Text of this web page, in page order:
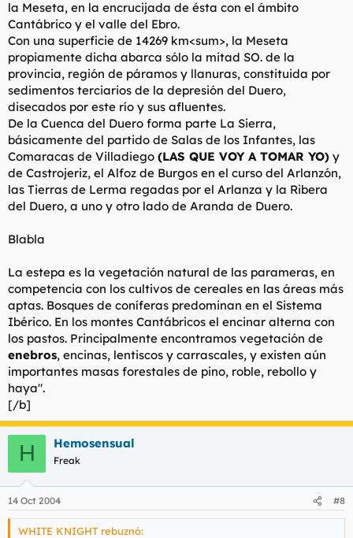
la Meseta, en la encrucijada de ésta con el ámbito
Cantábrico y el valle del Ebro.
Con una superficie de 14269 km<sum>, la Meseta
propiamente dicha abarca sólo la mitad SO. de la
provincia, región de páramos y llanuras, constituida por
sedimentos terciarios de la depresión del Duero,
disecados por este río y sus afluentes.
De la Cuenca del Duero forma parte La Sierra,
básicamente del partido de Salas de los Infantes, las
Comaracas de Villadiego (LAS QUE VOY A TOMAR YO) y
de Castrojeriz, el Alfoz de Burgos en el curso del Arlanzón,
las Tierras de Lerma regadas por el Arlanza y la Ribera
del Duero, a uno y otro lado de Aranda de Duero.
Blabla
La estepa es la vegetación natural de las parameras, en
competencia con los cultivos de cereales en las áreas más
aptas. Bosques de coníferas predominan en el Sistema
Ibérico. En los montes Cantábricos el encinar alterna con
los pastos. Principalmente encontramos vegetación de
enebros, encinas, lentiscos y carrascales, y existen aún
importantes masas forestales de pino, roble, rebollo y
haya".
[/b]
H Hemosensual
Freak
14 Oct 2004 #8
WHITE KNIGHT rebuznó: